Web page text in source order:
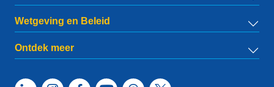
Wetgeving en Beleid
Ontdek meer